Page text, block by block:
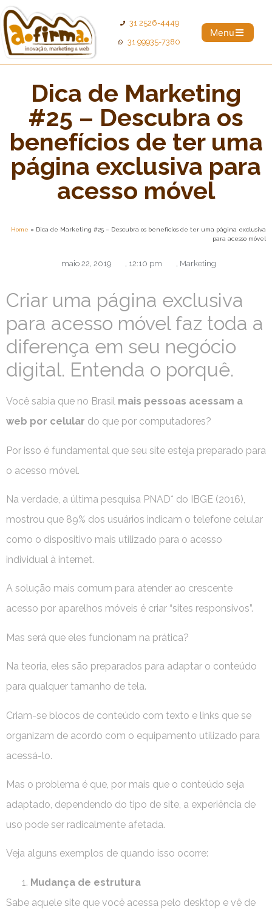
31 2526-4449
31 99935-7380
Menu
Dica de Marketing
#25 – Descubra os
benefícios de ter uma
página exclusiva para
acesso móvel
Home » Dica de Marketing #25 – Descubra os benefícios de ter uma página exclusiva
para acesso móvel
maio 22, 2019 , 12:10 pm , Marketing
Criar uma página exclusiva
para acesso móvel faz toda a
diferença em seu negócio
digital. Entenda o porquê.
Você sabia que no Brasil mais pessoas acessam a
web por celular do que por computadores?
Por isso é fundamental que seu site esteja preparado para
o acesso móvel.
Na verdade, a última pesquisa PNAD* do IBGE (2016),
mostrou que 89% dos usuários indicam o telefone celular
como o dispositivo mais utilizado para o acesso
individual à internet.
A solução mais comum para atender ao crescente
acesso por aparelhos móveis é criar “sites responsivos”.
Mas será que eles funcionam na prática?
Na teoria, eles são preparados para adaptar o conteúdo
para qualquer tamanho de tela.
Criam-se blocos de conteúdo com texto e links que se
organizam de acordo com o equipamento utilizado para
acessá-lo.
Mas o problema é que, por mais que o conteúdo seja
adaptado, dependendo do tipo de site, a experiência de
uso pode ser radicalmente afetada.
Veja alguns exemplos de quando isso ocorre:
Mudança de estrutura
Sabe aquele site que você acessa pelo desktop e vê de